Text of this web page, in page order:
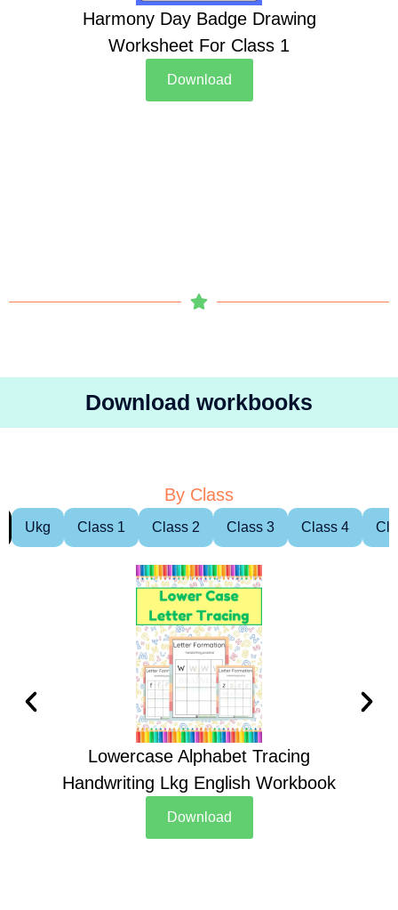
Harmony Day Badge Drawing
Worksheet For Class 1
Download
Download workbooks
By Class
Ukg Class 1 Class 2 Class 3 Class 4
Lowercase Alphabet Tracing
Handwriting Lkg English Workbook
Download